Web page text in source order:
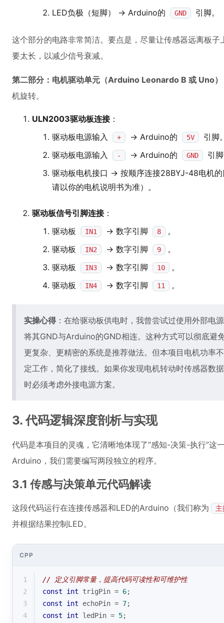
LED负极（短脚） -> Arduino的
GND 引脚。
这个部分的电路非常简洁。要点是，尽量让传感器远离板
要太长，以减少信号衰减。
第二部分：电机驱动单元（Arduino Leonardo B 或 Uno）
机旋转。
ULN2003驱动板连接：
驱动板电源输入
+ -> Arduino的 5V
引脚
驱动板电源输入
- -> Arduino的 GND
引
驱动板电机接口 -> 按顺序连接28BYJ-48电机
请以你的电机说明书为准）。
驱动板信号引脚连接：
驱动板
IN1 -> 数字引脚 8
。
驱动板
IN2 -> 数字引脚 9
。
驱动板
IN3 -> 数字引脚 10
。
驱动板
IN4 -> 数字引脚 11 。
实操心得：在给驱动板供电时，我曾尝试过使用外部电
将其GND与Arduino的GND相连。这种方式可以彻底避
更复杂、更精密的系统是推荐做法。但本项目电机功率
定工作，简化了接线。如果你发现电机转动时传感器数
时必须考虑外接电源方案。
3. 代码逻辑深度剖析与实现
代码是本项目的灵魂，它清晰地体现了“感知-决策-执行”这
Arduino，我们需要编写两段独立的程序。
3.1 传感与决策单元代码解读
这段代码运行在连接传感器和LED的Arduino（我们称为
并根据结果控制LED。
CPP
1
// 定义引脚常量，提高代码可读性和可维护性
2
const int trigPin = 6;
3
const int echoPin = 7;
4
const int ledPin = 5;